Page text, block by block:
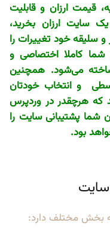
قیمت ارزان و قابلیت
سایت ارزان بخرید،
سلیقه خود تغییرات را
کاملا اختصاصی و
می‌شود. همچنین
و انتخاب خودتان
که هرچقدر در وردپرس
شما پشتیبانی سایت را
بود.
سایت
بخش مختلف دارد: